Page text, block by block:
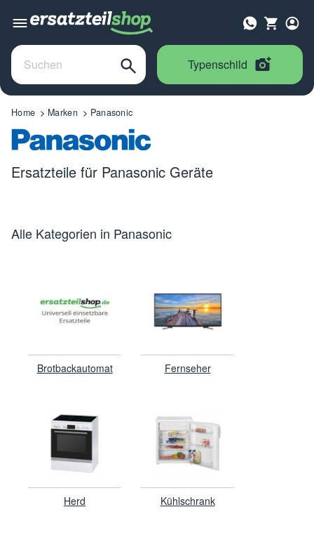
Typenschild
Home Marken Panasonic
Ersatzteile für Panasonic Geräte
Alle Kategorien in Panasonic
Brotbackautomat Fernseher
Herd Kühlschrank